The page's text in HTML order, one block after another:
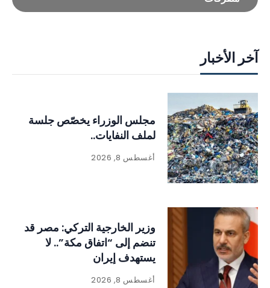
آخر الأخبار
مجلس الوزراء يخصّص جلسة
لملف النفايات..
أغسطس 8, 2026
وزير الخارجية التركي: مصر قد
تنضم إلى “اتفاق مكة”.. لا
يستهدف إيران
أغسطس 8, 2026